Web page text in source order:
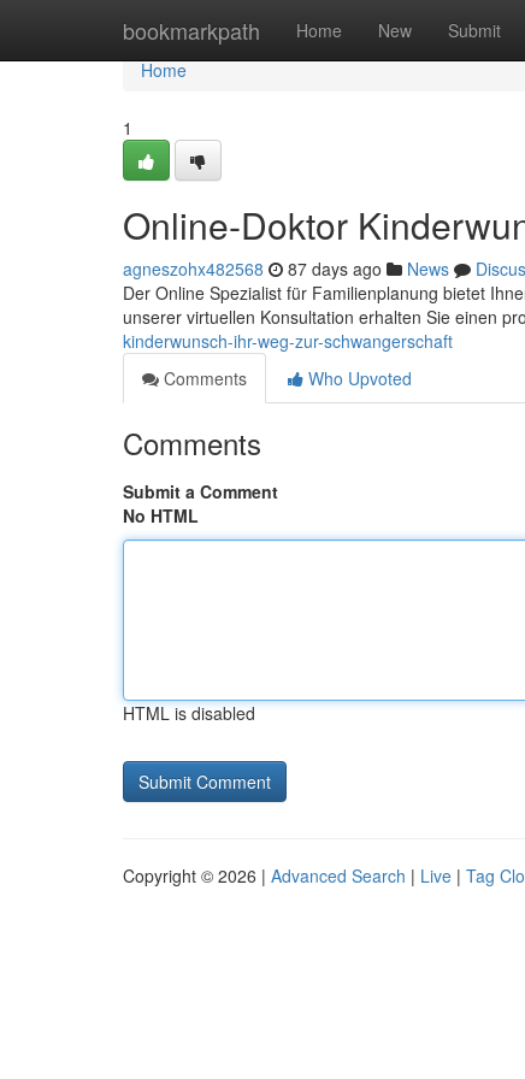
bookmarkpath Home New Submit
Home
Home
1
Online-Doktor
agneszohx482568 87 days ago News
Der Online Spezialist für Familienplanung bietet
unserer virtuellen Konsultation erhalten Sie einen
kinderwunsch-ihr-weg-zur-schwangerschaft
Comments
Who Upvoted
Comments
Submit a Comment
No HTML
HTML is disabled
Copyright © 2026 | Advanced Search | Live | Tag